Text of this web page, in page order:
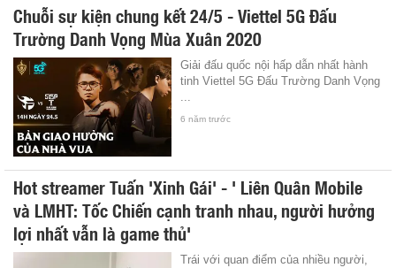
Chuỗi sự kiện chung kết 24/5 - Viettel 5G Đấu
Trường Danh Vọng Mùa Xuân 2020
Giải đấu quốc nội hấp dẫn nhất hành
tinh Viettel 5G Đấu Trường Danh Vọng
6 năm trước
Hot streamer Tuấn 'Xinh Gái' - ' Liên Quân Mobile
và LMHT: Tốc Chiến cạnh tranh nhau, người hưởng
lợi nhất vẫn là game thủ'
Trái với quan điểm của nhiều người,